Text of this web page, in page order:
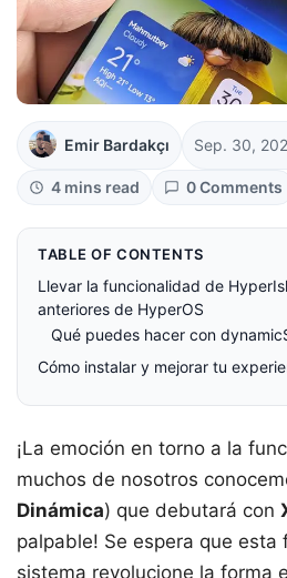
Emir Bardakçı Sep. 30,
4 mins read 0 Comments
TABLE OF CONTENTS
Llevar la funcionalidad de
anteriores de HyperOS
Qué puedes hacer con
Cómo instalar y mejorar tu
¡La emoción en torno a la
muchos de nosotros
Dinámica) que debutará con
palpable! Se espera que esta
sistema revolucione la forma